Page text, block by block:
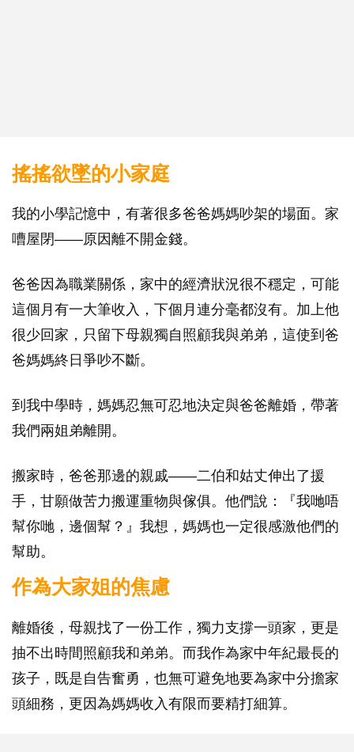
搖搖欲墜的小家庭
我的小學記憶中，有著很多爸爸媽媽吵架的場面。家
嘈屋閉——原因離不開金錢。
爸爸因為職業關係，家中的經濟狀況很不穩定，可能
這個月有一大筆收入，下個月連分毫都沒有。加上他
很少回家，只留下母親獨自照顧我與弟弟，這使到爸
爸媽媽終日爭吵不斷。
到我中學時，媽媽忍無可忍地決定與爸爸離婚，帶著
我們兩姐弟離開。
搬家時，爸爸那邊的親戚——二伯和姑丈伸出了援
手，甘願做苦力搬運重物與傢俱。他們說：『我哋唔
幫你哋，邊個幫？』我想，媽媽也一定很感激他們的
幫助。
作為大家姐的焦慮
離婚後，母親找了一份工作，獨力支撐一頭家，更是
抽不出時間照顧我和弟弟。而我作為家中年紀最長的
孩子，既是自告奮勇，也無可避免地要為家中分擔家
頭細務，更因為媽媽收入有限而要精打細算。